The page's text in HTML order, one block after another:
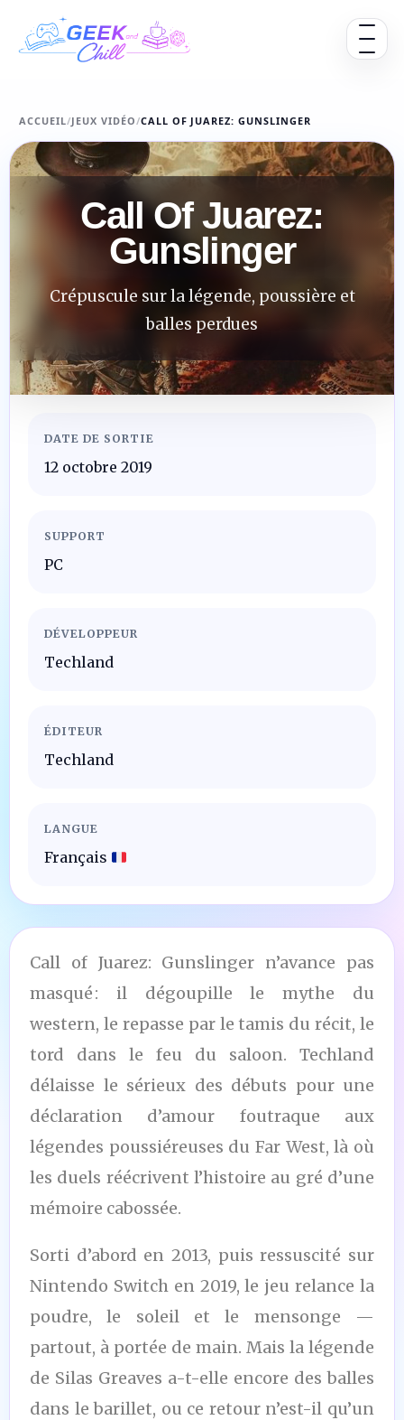
Ouvrir
ACCUEIL/JEUX VIDÉO/CALL OF JUAREZ: GUNSLINGER
Call Of Juarez:
Gunslinger
Crépuscule sur la légende, poussière et
balles perdues
DATE DE SORTIE
12 octobre 2019
SUPPORT
PC
DÉVELOPPEUR
Techland
ÉDITEUR
Techland
LANGUE
Français
Call of Juarez: Gunslinger n’avance pas
masqué : il dégoupille le mythe du
western, le repasse par le tamis du récit, le
tord dans le feu du saloon. Techland
délaisse le sérieux des débuts pour une
déclaration d’amour foutraque aux
légendes poussiéreuses du Far West, là où
les duels réécrivent l’histoire au gré d’une
mémoire cabossée.
Sorti d’abord en 2013, puis ressuscité sur
Nintendo Switch en 2019, le jeu relance la
poudre, le soleil et le mensonge —
partout, à portée de main. Mais la légende
de Silas Greaves a-t-elle encore des balles
dans le barillet, ou ce retour n’est-il qu’un